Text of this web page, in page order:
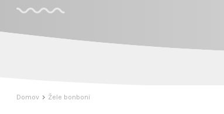
Domov Žele bonboni